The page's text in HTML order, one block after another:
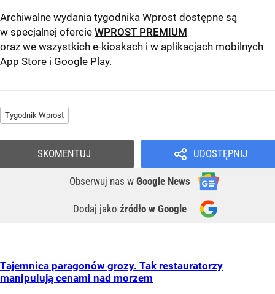
Archiwalne wydania tygodnika Wprost dostępne są
w specjalnej ofercie WPROST PREMIUM
oraz we wszystkich e-kioskach i w aplikacjach mobilnych
App Store i Google Play.
Tygodnik Wprost
UDOSTĘPNIJ
Obserwuj nas w Google News
Dodaj jako źródło w Google
SKOMENTUJ
Tajemnica paragonów grozy. Tak restauratorzy
manipulują cenami nad morzem